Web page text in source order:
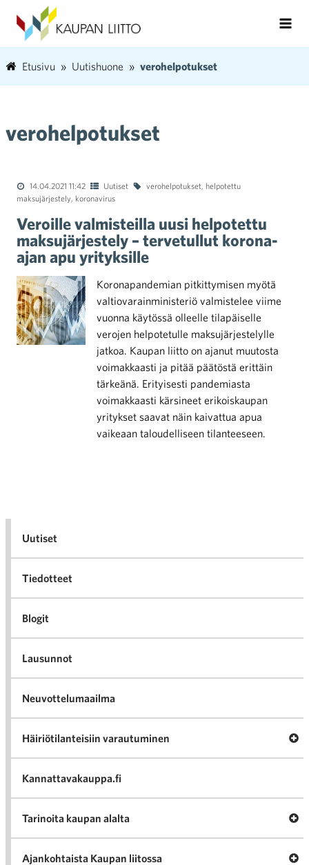
Etusivu Uutishuone verohelpotukset
verohelpotukset
14.04.2021 11:42 Uutiset verohelpotukset, helpotettu
maksujärjestely, koronavirus
Veroille valmisteilla uusi helpotettu
maksujärjestely – tervetullut korona-
ajan apu yrityksille
Koronapandemian pitkittymisen myötä
valtiovarainministeriö valmistelee viime
vuonna käytössä olleelle tilapäiselle
verojen helpotetulle maksujärjestelylle
jatkoa. Kaupan liitto on ajanut muutosta
voimakkaasti ja pitää päätöstä erittäin
tärkeänä. Erityisesti pandemiasta
voimakkaasti kärsineet erikoiskaupan
yritykset saavat näin kaivattua apua
vaikeaan taloudelliseen tilanteeseen.
Uutiset
Tiedotteet
Blogit
Lausunnot
Neuvottelumaailma
Häiriötilanteisiin varautuminen
Kannattavakauppa.fi
Tarinoita kaupan alalta
Ajankohtaista Kaupan liitossa